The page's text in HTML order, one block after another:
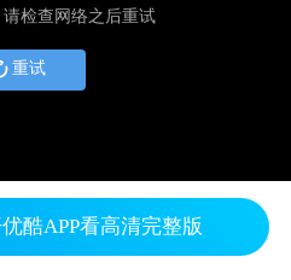
检查网络之后重试
重试
酷APP看高清完整版